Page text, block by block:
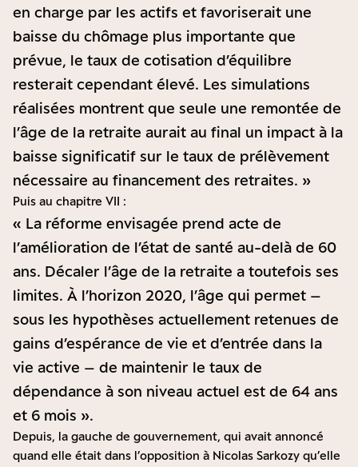
en charge par les actifs et favoriserait une
baisse du chômage plus importante que
prévue, le taux de cotisation d’équilibre
resterait cependant élevé. Les simulations
réalisées montrent que seule une remontée de
l’âge de la retraite aurait au final un impact à la
baisse significatif sur le taux de prélèvement
nécessaire au financement des retraites. »
Puis au chapitre VII :
« La réforme envisagée prend acte de
l’amélioration de l’état de santé au-delà de 60
ans. Décaler l’âge de la retraite a toutefois ses
limites. À l’horizon 2020, l’âge qui permet –
sous les hypothèses actuellement retenues de
gains d’espérance de vie et d’entrée dans la
vie active – de maintenir le taux de
dépendance à son niveau actuel est de 64 ans
et 6 mois ».
Depuis, la gauche de gouvernement, qui avait annoncé
quand elle était dans l’opposition à Nicolas Sarkozy qu’elle